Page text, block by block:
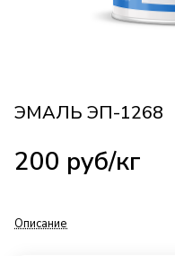
ЭМАЛЬ ЭП-1268
200 руб/кг
Описание